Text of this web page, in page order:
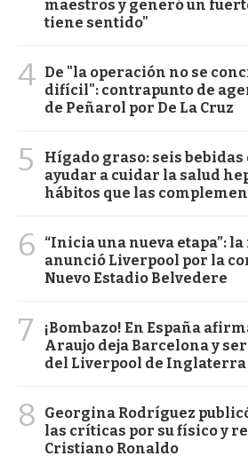
maestros y generó un
tiene sentido"
4 De "la operación no se
difícil": contrapunto de
de Peñarol por De La Cruz
5
Hígado graso: seis bebidas
ayudar a cuidar la salud
hábitos que las
6
“Inicia una nueva etapa”:
anunció Liverpool por la
Nuevo Estadio Belvedere
7
¡Bombazo! En España
Araujo deja Barcelona y
del Liverpool de Inglaterra
8
Georgina Rodríguez
las críticas por su físico y
Cristiano Ronaldo